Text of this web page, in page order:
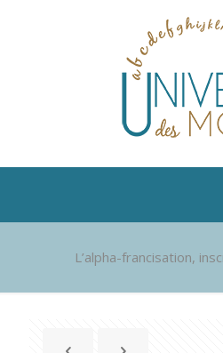
L’alpha-francisation,